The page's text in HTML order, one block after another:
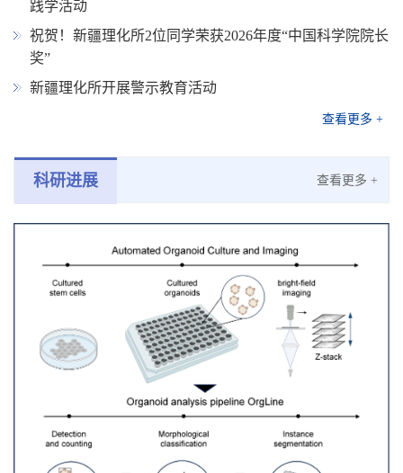
践学活动
祝贺！新疆理化所2位同学荣获2026年度“中国科学院院长
奖”
新疆理化所开展警示教育活动
查看更多 +
科研进展 查看更多 +